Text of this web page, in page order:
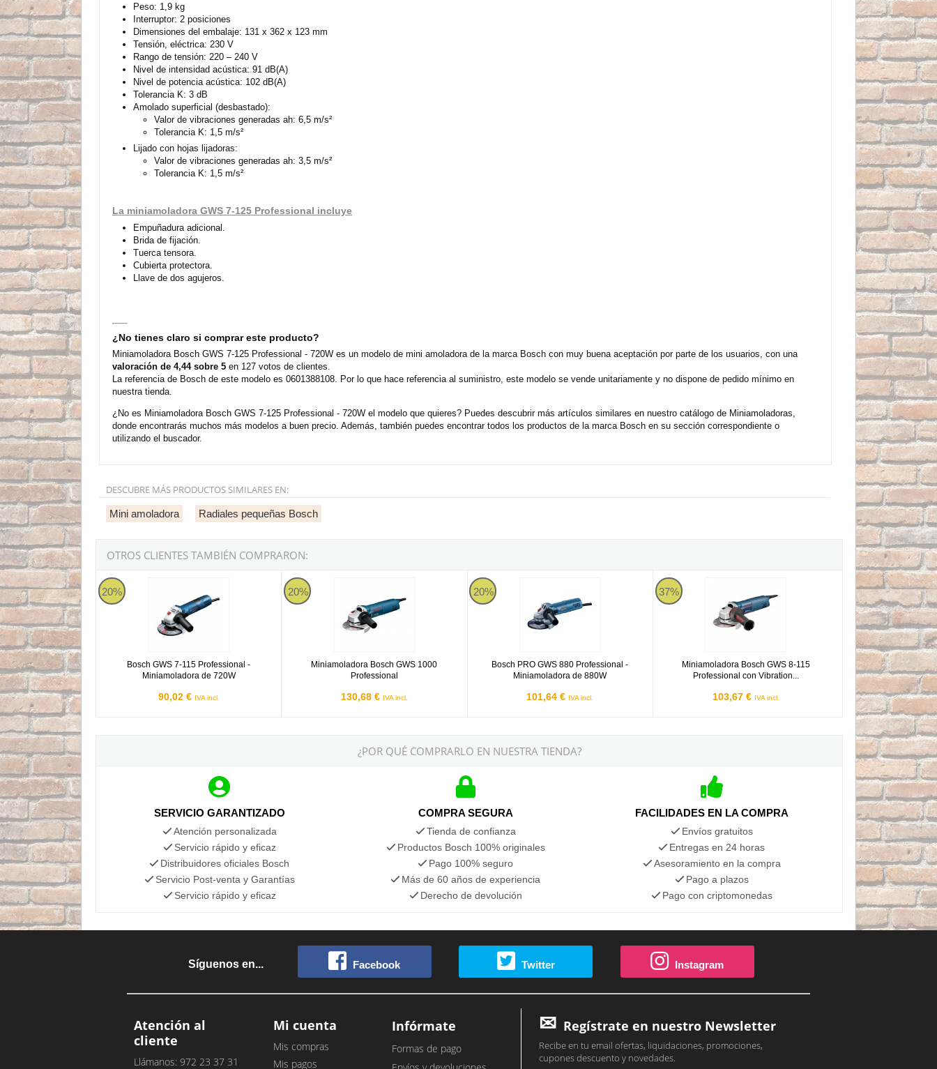
Peso: 1,9 kg
Interruptor: 2 posiciones
Dimensiones del embalaje: 131 x 362 x 123 mm
Tensión, eléctrica: 230 V
Rango de tensión: 220 – 240 V
Nivel de intensidad acústica: 91 dB(A)
Nivel de potencia acústica: 102 dB(A)
Tolerancia K: 3 dB
Amolado superficial (desbastado):
Valor de vibraciones generadas ah: 6,5 m/s²
Tolerancia K: 1,5 m/s²
Lijado con hojas lijadoras:
Valor de vibraciones generadas ah: 3,5 m/s²
Tolerancia K: 1,5 m/s²
La miniamoladora GWS 7-125 Professional incluye
Empuñadura adicional.
Brida de fijación.
Tuerca tensora.
Cubierta protectora.
Llave de dos agujeros.
¿No tienes claro si comprar este producto?
Miniamoladora Bosch GWS 7-125 Professional - 720W es un modelo de mini amoladora de la marca Bosch con muy buena aceptación por parte de los usuarios, con una
valoración de 4,44 sobre 5 en 127 votos de clientes.
La referencia de Bosch de este modelo es 0601388108. Por lo que hace referencia al suministro, este modelo se vende unitariamente y no dispone de pedido mínimo en
nuestra tienda.
¿No es Miniamoladora Bosch GWS 7-125 Professional - 720W el modelo que quieres? Puedes descubrir más artículos similares en nuestro catálogo de Miniamoladoras,
donde encontrarás muchos más modelos a buen precio. Además, también puedes encontrar todos los productos de la marca Bosch en su sección correspondiente o
utilizando el buscador.
DESCUBRE MÁS PRODUCTOS SIMILARES EN:
Mini amoladora Radiales pequeñas Bosch
OTROS CLIENTES TAMBIÉN COMPRARON:
20%
Bosch GWS 7-115 Professional -
Miniamoladora de 720W
90,02 € IVA incl.
Bosch GWS 7-115 Professional - Miniamoladora de 720W
20%
Miniamoladora Bosch GWS 1000
Professional
130,68 € IVA incl.
Miniamoladora Bosch GWS 1000 Professional
20%
Bosch PRO GWS 880 Professional -
Miniamoladora de 880W
101,64 € IVA incl.
Bosch PRO GWS 880 Professional - Miniamoladora de 880W
37%
Miniamoladora Bosch GWS 8-115
Professional con Vibration...
103,67 € IVA incl.
Miniamoladora Bosch GWS 8-115 Professional con
¿POR QUÉ COMPRARLO EN NUESTRA TIENDA?
SERVICIO GARANTIZADO
Atención personalizada
Servicio rápido y eficaz
Distribuidores oficiales Bosch
Servicio Post-venta y Garantías
Servicio rápido y eficaz
COMPRA SEGURA
Tienda de confianza
Productos Bosch 100% originales
Pago 100% seguro
Más de 60 años de experiencia
Derecho de devolución
FACILIDADES EN LA COMPRA
Envíos gratuitos
Entregas en 24 horas
Asesoramiento en la compra
Pago a plazos
Pago con criptomonedas
Síguenos en... Facebook Twitter Instagram
Atención al
cliente
Llámanos: 972 23 37 31
Mi cuenta
Mis compras
Mis pagos
Infórmate
Formas de pago
Regístrate en nuestro Newsletter
Recibe en tu email ofertas, liquidaciones, promociones,
cupones descuento y novedades.